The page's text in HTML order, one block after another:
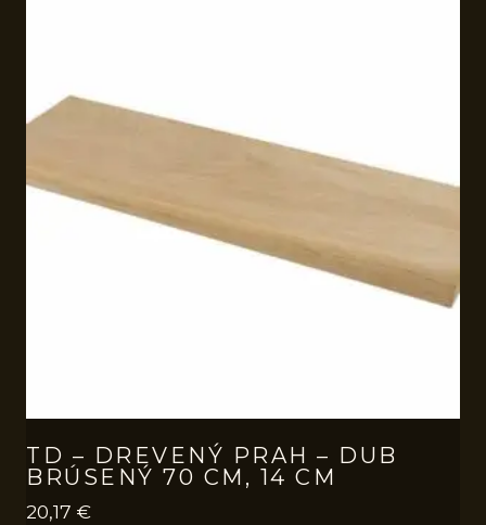
TD – DREVENÝ PRAH – DUB
BRÚSENÝ 70 CM, 14 CM
20,17 €